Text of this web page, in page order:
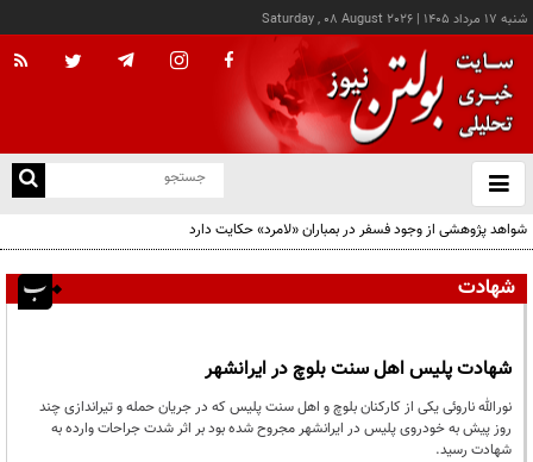
شنبه ۱۷ مرداد ۱۴۰۵ |
Saturday , 08 August 2026
باز
و
شواهد پژوهشی از وجود فسفر در بمباران «لامرد» حکایت دارد
شهادت
شهادت پلیس اهل سنت بلوچ در ایرانشهر
نورالله ناروئی یکی از کارکنان بلوچ و اهل سنت پلیس که در جریان حمله و تیراندازی چند
روز پیش به خودروی پلیس در ایرانشهر مجروح شده بود بر اثر شدت جراحات وارده به
شهادت رسید.